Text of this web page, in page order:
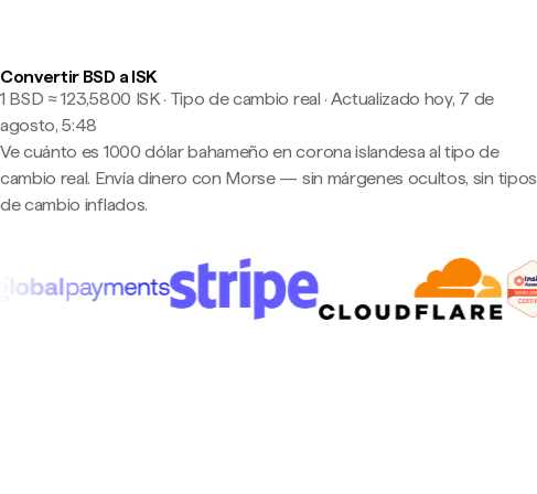
Convertir BSD a ISK
1 BSD ≈ 123,5800 ISK · Tipo de cambio real · Actualizado hoy, 7 de
agosto, 5:48
Ve cuánto es 1000 dólar bahameño en corona islandesa al tipo de
cambio real. Envía dinero con Morse — sin márgenes ocultos, sin tipos
de cambio inflados.